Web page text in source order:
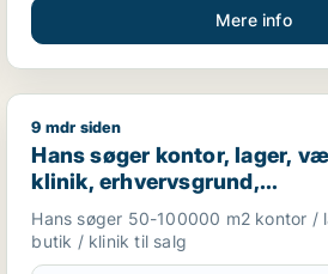
Mere info
Hans søger kontor, lager,
9 mdr siden
Hans søger kontor, lager,
klinik, erhvervsgrund,
boligudlejningsejendom,
produktionslokaler eller
Region Sjælland
Hans søger 50-100000 m2 kontor
butik / klinik til salg